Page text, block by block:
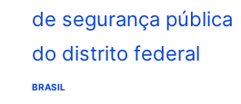
BRASIL